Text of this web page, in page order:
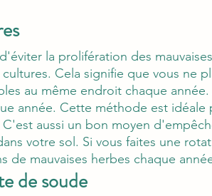
la prolifération des
Cela signifie que vous ne
au même endroit chaque
année. Cette méthode est idéale
aussi un bon moyen
votre sol. Si vous faites une
de mauvaises herbes chaque
de soude